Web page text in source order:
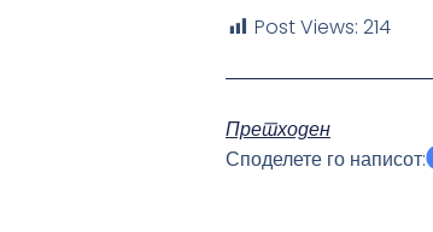
Post Views: 214
Претходен
Споделете го написот: